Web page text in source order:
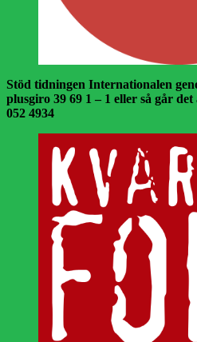
Stöd tidningen Internationalen
plusgiro 39 69 1 – 1 eller så går
052 4934